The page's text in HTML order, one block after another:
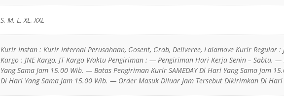
S, M, L, XL, XXL
Kurir Instan : Kurir Internal Perusahaan, Gosent, Grab, Deliveree, Lalamove Kurir Regular :
Kargo : JNE Kargo, JT Kargo Waktu Pengiriman : — Pengiriman Hari Kerja Senin – Sabtu.
Yang Sama Jam 15.00 Wib. — Batas Pengiriman Kurir SAMEDAY Di Hari Yang Sama Jam
Di Hari Yang Sama Jam 15.00 Wib. — Order Masuk Diluar Jam Tersebut Dikirimkan Di Hari